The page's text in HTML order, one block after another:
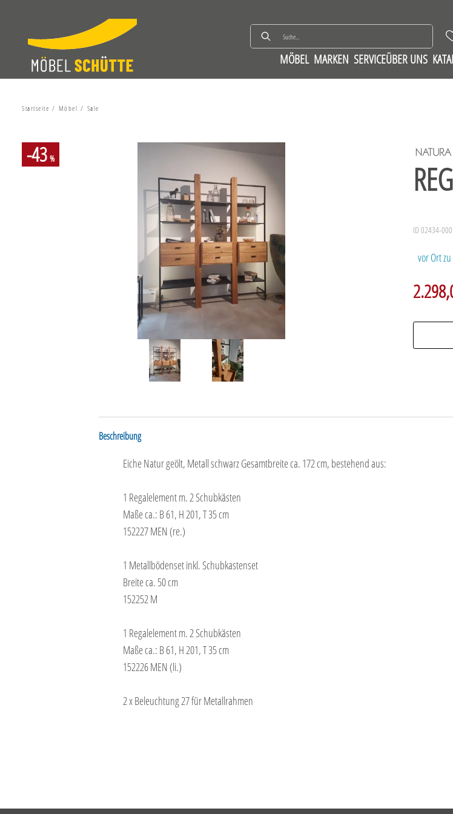
MÖBEL MARKEN SERVICEÜBER UNS
Startseite Möbel Sale
-43 %
ID 02434-
vor Ort
Beschreibung
Eiche Natur geölt, Metall schwarz Gesamtbreite ca. 172 cm, bestehend aus:
1 Regalelement m. 2 Schubkästen
Maße ca.: B 61, H 201, T 35 cm
152227 MEN (re.)
1 Metallbödenset inkl. Schubkastenset
Breite ca. 50 cm
152252 M
1 Regalelement m. 2 Schubkästen
Maße ca.: B 61, H 201, T 35 cm
152226 MEN (li.)
2 x Beleuchtung 27 für Metallrahmen